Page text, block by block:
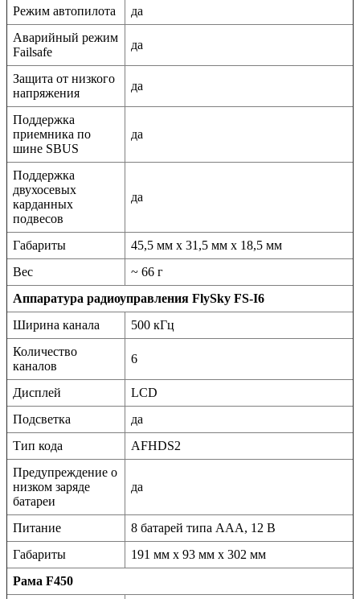
Режим автопилота
да
Аварийный режим
Failsafe
да
Защита от низкого
напряжения
да
Поддержка
приемника по
шине SBUS
да
Поддержка
двухосевых
карданных
подвесов
да
Габариты
45,5 мм х 31,5 мм х 18,5 мм
Вес
~ 66 г
Аппаратура радиоуправления FlySky FS-I6
Ширина канала
500 кГц
Количество
каналов
6
Дисплей
LCD
Подсветка
да
Тип кода
AFHDS2
Предупреждение о
низком заряде
батареи
да
Питание
8 батарей типа ААА, 12 В
Габариты
191 мм х 93 мм х 302 мм
Рама F450